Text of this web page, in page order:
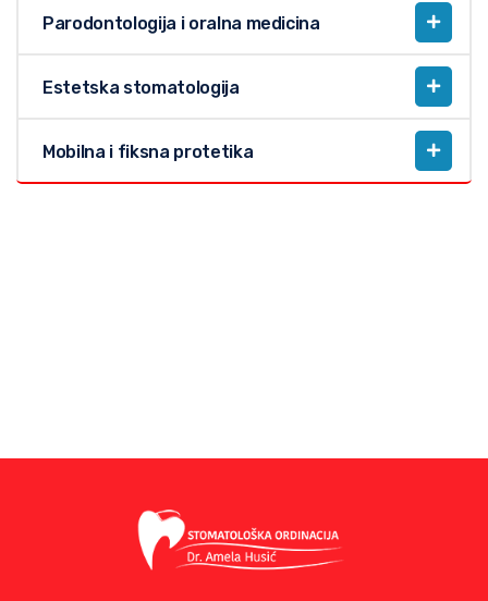
Parodontologija i oralna medicina
Estetska stomatologija
Mobilna i fiksna protetika